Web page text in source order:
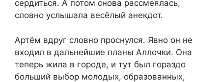
сердиться. А потом снова рассмеялась,
словно услышала весёлый анекдот.
Артём вдруг словно проснулся. Явно он не
входил в дальнейшие планы Аллочки. Она
теперь жила в городе, и тут был гораздо
больший выбор молодых, образованных,